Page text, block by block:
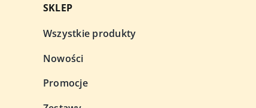
SKLEP
Wszystkie produkty
Nowości
Promocje